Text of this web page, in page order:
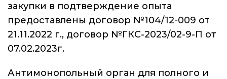
закупки в подтверждение опыта
предоставлены договор №104/12-009 от
21.11.2022 г., договор №ГКС-2023/02-9-П от
07.02.2023г.
Антимонопольный орган для полного и